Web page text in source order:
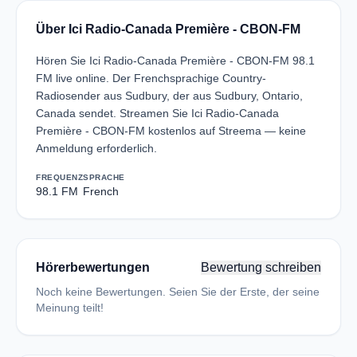
Über Ici Radio-Canada Première - CBON-FM
Hören Sie Ici Radio-Canada Première - CBON-FM 98.1
FM live online. Der Frenchsprachige Country-
Radiosender aus Sudbury, der aus Sudbury, Ontario,
Canada sendet. Streamen Sie Ici Radio-Canada
Première - CBON-FM kostenlos auf Streema — keine
Anmeldung erforderlich.
FREQUENZ
98.1 FM
SPRACHE
French
Hörerbewertungen Bewertung schreiben
Noch keine Bewertungen. Seien Sie der Erste, der seine
Meinung teilt!